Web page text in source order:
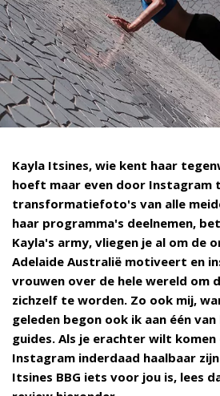
Kayla Itsines, wie kent haar
hoeft maar even door Instagram
transformatiefoto's van alle
haar programma's deelnemen,
Kayla's army, vliegen je al om de
Adelaide Australië motiveert en
vrouwen over de hele wereld om
zichzelf te worden. Zo ook mij,
geleden begon ook ik aan één
guides. Als je erachter wilt
Instagram inderdaad haalbaar
Itsines BBG iets voor jou is, lees